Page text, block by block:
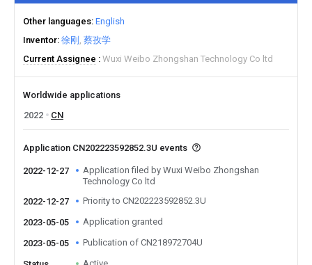
Other languages English
Inventor 徐刚 蔡孜学
Current Assignee
Wuxi Weibo Zhongshan Technology Co ltd
Worldwide applications
2022
CN
Application CN202223592852.3U events
2022-12-27
Application filed by Wuxi Weibo Zhongshan
Technology Co ltd
2022-12-27
Priority to CN202223592852.3U
2023-05-05 Application granted
2023-05-05 Publication of CN218972704U